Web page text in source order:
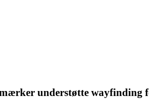
understøtte wayfinding